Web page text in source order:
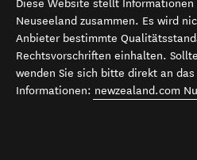
Diese Website stellt
Neuseeland zusammen. Es wird
Anbieter bestimmte
Rechtsvorschriften einhalten.
wenden Sie sich bitte direkt an
Informationen: newzealand.com